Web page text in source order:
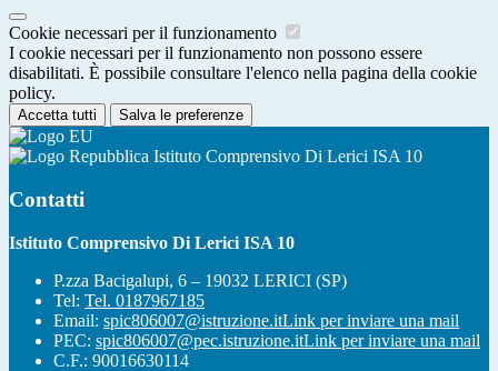
Cookie necessari per il funzionamento
I cookie necessari per il funzionamento non possono essere
disabilitati. È possibile consultare l'elenco nella pagina della cookie
policy.
Accetta tutti Salva le preferenze
Istituto Comprensivo Di Lerici ISA 10
Contatti
Istituto Comprensivo Di Lerici ISA 10
P.zza Bacigalupi, 6 – 19032 LERICI (SP)
Tel: Tel. 0187967185
Email: spic806007@istruzione.itLink per inviare una mail
PEC: spic806007@pec.istruzione.itLink per inviare una mail
C.F.: 90016630114